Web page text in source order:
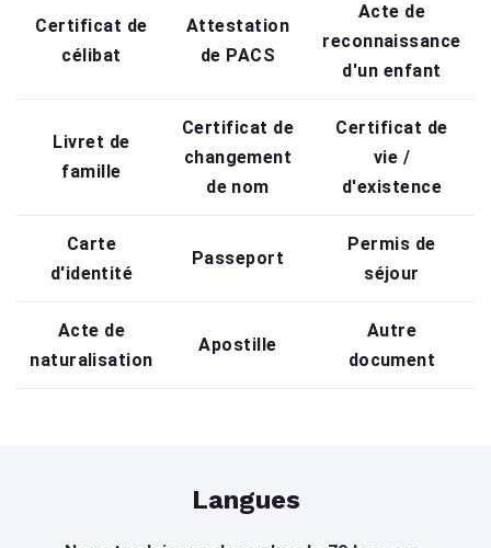
Certificat de
célibat
Attestation
de PACS
Acte de
reconnaissance
d'un enfant
Livret de
famille
Certificat de
changement
de nom
Certificat de
vie /
d'existence
Carte
d'identité
Passeport
Permis de
séjour
Acte de
naturalisation
Apostille
Autre
document
Langues